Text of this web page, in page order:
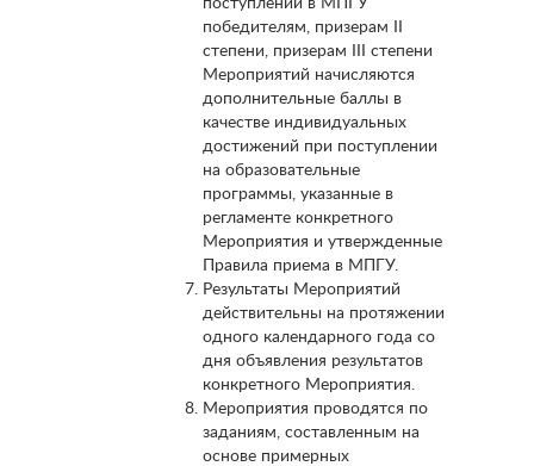
поступлении в МПГУ
победителям, призерам II
степени, призерам III степени
Мероприятий начисляются
дополнительные баллы в
качестве индивидуальных
достижений при поступлении
на образовательные
программы, указанные в
регламенте конкретного
Мероприятия и утвержденные
Правила приема в МПГУ.
Результаты Мероприятий
действительны на протяжении
одного календарного года со
дня объявления результатов
конкретного Мероприятия.
Мероприятия проводятся по
заданиям, составленным на
основе примерных